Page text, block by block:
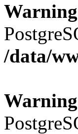
Warning
/data/
Warning